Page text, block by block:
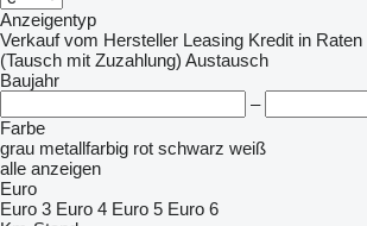
Anzeigentyp
Verkauf vom Hersteller Leasing Kredit in Raten
(Tausch mit Zuzahlung) Austausch
Baujahr
–
Farbe
grau metallfarbig rot schwarz weiß
alle anzeigen
Euro
Euro 3 Euro 4 Euro 5 Euro 6